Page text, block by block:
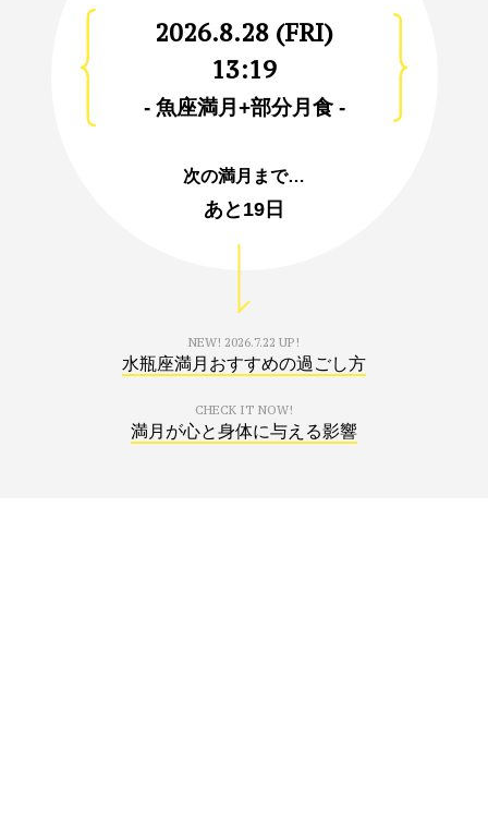
2026.8.28 (FRI)
13:19
- 魚座満月+部分月食 -
次の満月まで…
あと 19日
NEW! 2026.7.22 UP!
水瓶座満月おすすめの過ごし方
CHECK IT NOW!
満月が心と身体に与える影響